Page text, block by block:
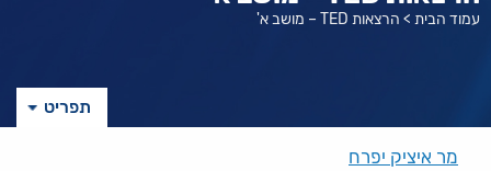
עמוד הבית > הרצאות TED – מושב א'
תפריט
מר איציק יפרח